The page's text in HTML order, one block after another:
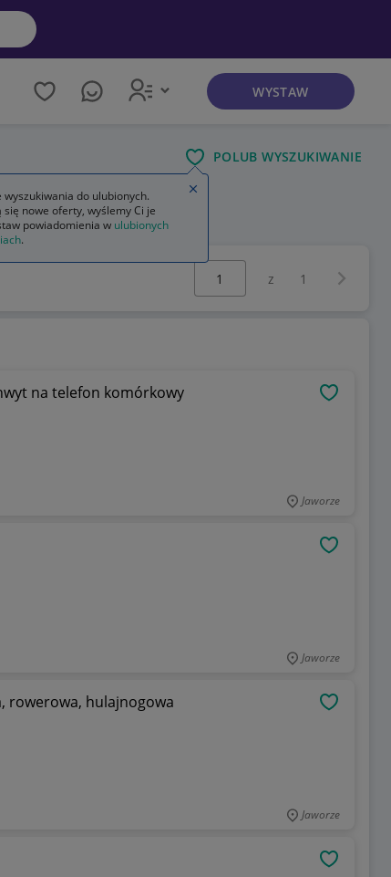
WYSTAW
POLUB WYSZUKIWANIE
Wybierz stronę:
z 1
na telefon komórkowy
Jaworze
Jaworze
rowerowa, hulajnogowa
Jaworze
wyszukiwania do ulubionych.
się nowe oferty, wyślemy Ci je
powiadomienia w ulubionych
.
Zamknij wskazówkę